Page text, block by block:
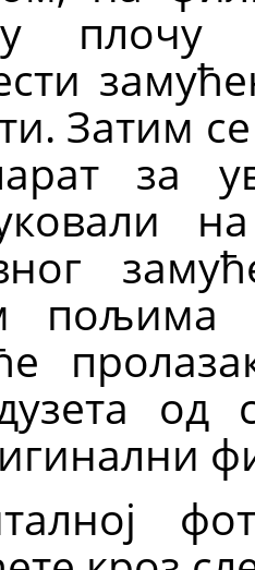
Затим
за
пољима
од